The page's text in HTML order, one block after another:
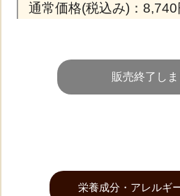
通常価格(税込み)：8,740
販売終了しま
栄養成分・アレルギ